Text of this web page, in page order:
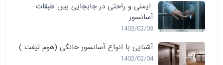
ایمنی و راحتی در جابجایی بین طبقات
آسانسور
1402/02/03
آشنایی با انواع آسانسور خانگی (هوم لیفت )
1402/02/04